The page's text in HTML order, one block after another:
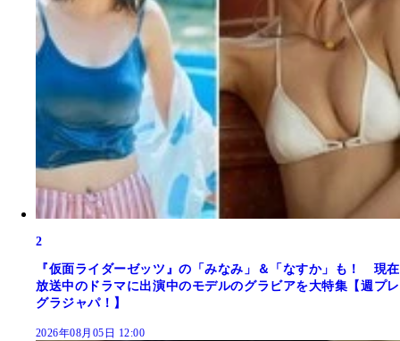
2
『仮面ライダーゼッツ』の「みなみ」＆「なすか」も！ 現在
放送中のドラマに出演中のモデルのグラビアを大特集【週プレ
グラジャパ！】
2026年08月05日 12:00